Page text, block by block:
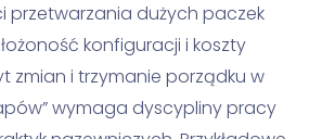
przetwarzania dużych paczek
konfiguracji i koszty
zmian i trzymanie porządku w
wymaga dyscypliny pracy